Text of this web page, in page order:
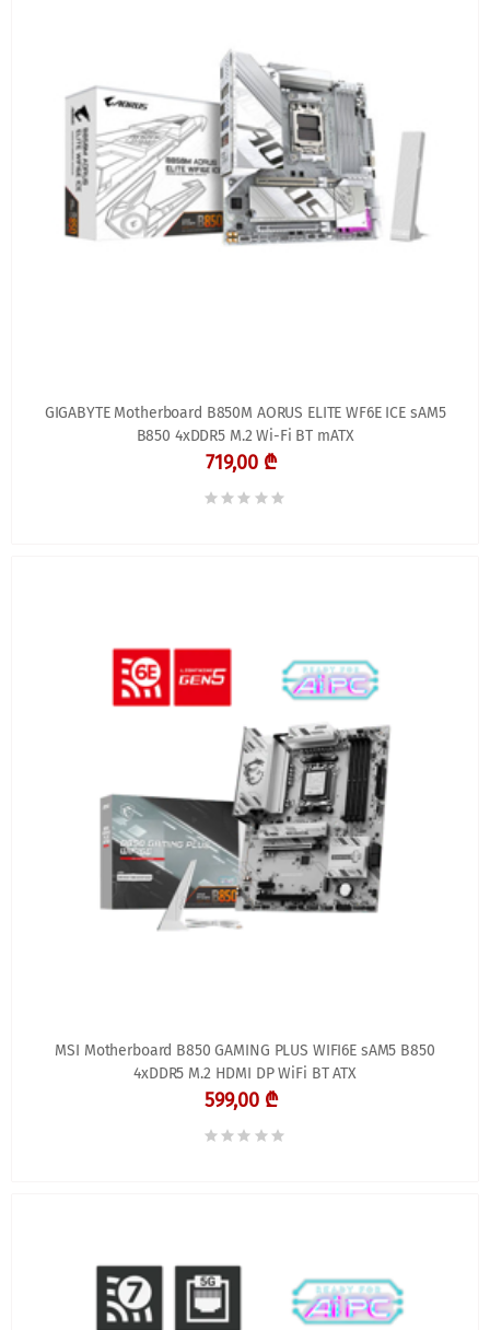
GIGABYTE Motherboard B850M AORUS ELITE WF6E ICE sAM5
B850 4xDDR5 M.2 Wi-Fi BT mATX
719,00 ₾
MSI Motherboard B850 GAMING PLUS WIFI6E sAM5 B850
4xDDR5 M.2 HDMI DP WiFi BT ATX
599,00 ₾